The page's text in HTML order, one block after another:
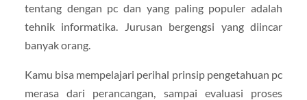
tentang dengan pc dan yang paling populer adalah
tehnik informatika. Jurusan bergengsi yang diincar
banyak orang.
Kamu bisa mempelajari perihal prinsip pengetahuan pc
merasa dari perancangan, sampai evaluasi proses